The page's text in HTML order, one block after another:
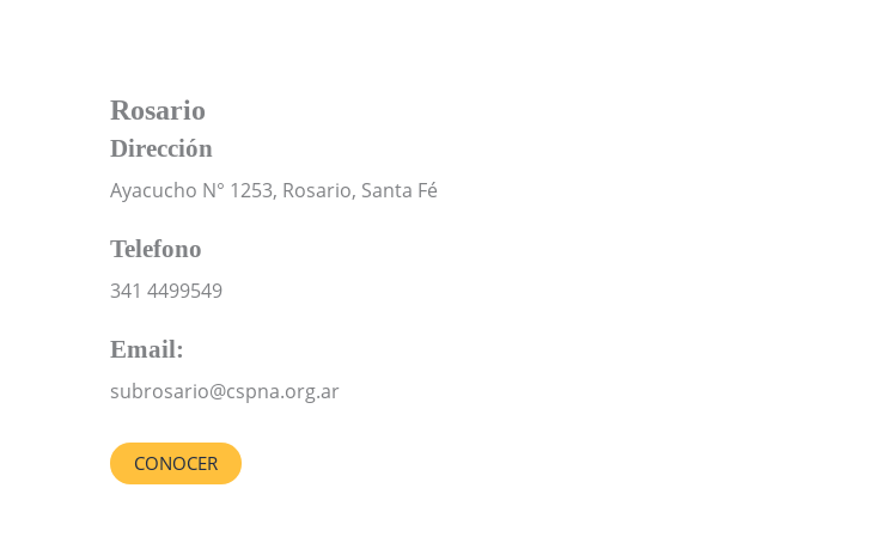
Rosario
Dirección
Ayacucho N° 1253, Rosario, Santa Fé
Telefono
341 4499549
Email:
subrosario@cspna.org.ar
CONOCER